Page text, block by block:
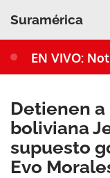
Suramérica
EN VIVO:
Detienen
boliviana
supuesto
Evo